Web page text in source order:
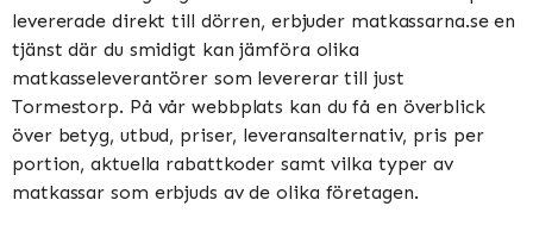
levererade direkt till dörren, erbjuder matkassarna.se en
tjänst där du smidigt kan jämföra olika
matkasseleverantörer som levererar till just
Tormestorp. På vår webbplats kan du få en överblick
över betyg, utbud, priser, leveransalternativ, pris per
portion, aktuella rabattkoder samt vilka typer av
matkassar som erbjuds av de olika företagen.